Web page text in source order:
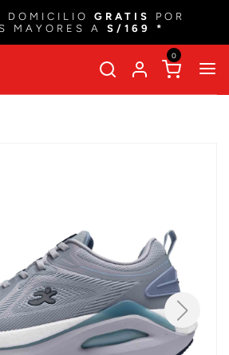
DOMICILIO GRATIS
POR
MAYORES A S/169 *
0